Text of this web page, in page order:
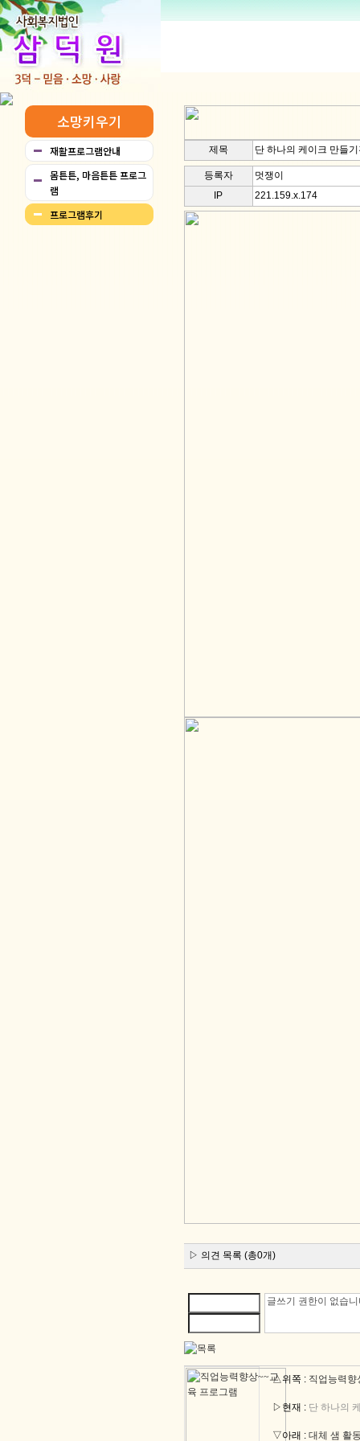
소망키우기
재활프로그램안내
몸튼튼, 마음튼튼 프로그
램
프로그램후기
제목 단 하나의 케이크 만들
등록자
멋쟁이
IP
221.159.x.174
▷ 의견 목록 (총0개)
△위쪽 : 직업능력향
▷현재 : 단 하나의
▽아래 : 대체 샘 활